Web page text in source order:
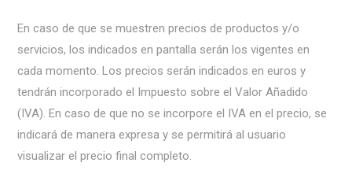
En caso de que se muestren precios de productos y/o
servicios, los indicados en pantalla serán los vigentes en
cada momento. Los precios serán indicados en euros y
tendrán incorporado el Impuesto sobre el Valor Añadido
(IVA). En caso de que no se incorpore el IVA en el precio, se
indicará de manera expresa y se permitirá al usuario
visualizar el precio final completo.